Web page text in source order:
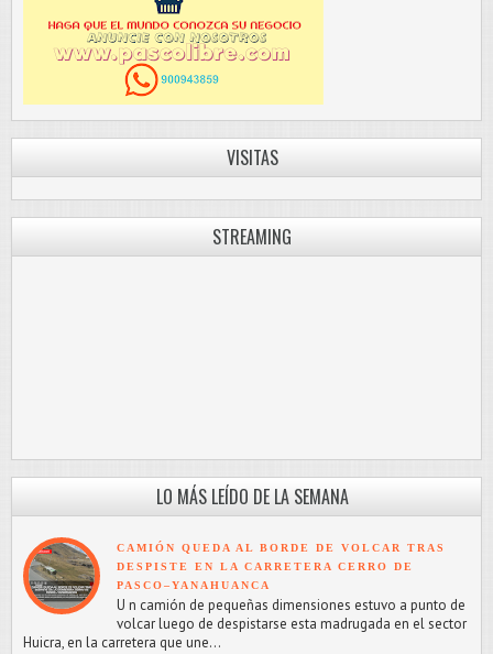
VISITAS
STREAMING
LO MÁS LEÍDO DE LA SEMANA
CAMIÓN QUEDA AL BORDE DE VOLCAR TRAS
DESPISTE EN LA CARRETERA CERRO DE
PASCO–YANAHUANCA
U n camión de pequeñas dimensiones estuvo a punto de
volcar luego de despistarse esta madrugada en el sector
Huicra, en la carretera que une...